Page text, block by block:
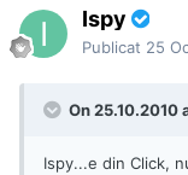
Ispy
Publicat 25
On 25.10.2010
Ispy...e din Click,